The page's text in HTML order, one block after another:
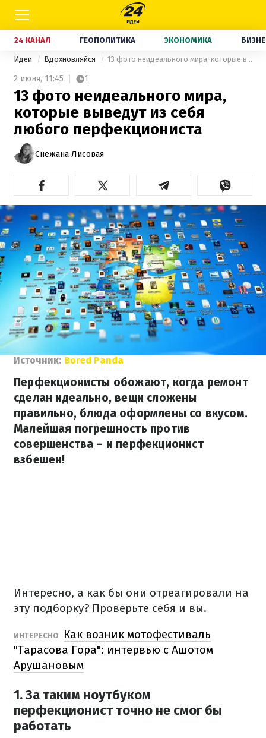
24 КАНАЛ ГЕОПОЛИТИКА ЭКОНОМИКА
Идеи Вдохновляйся 13 фото неидеального мира, которые выведут из себя любого перфекциониста
2 июня, 11:45 1
13 фото неидеального мира,
которые выведут из себя
любого перфекциониста
Снежана Лисовая
Источник: Bored Panda
Перфекционисты обожают, когда ремонт
сделан идеально, вещи сложены
правильно, блюда оформлены со вкусом.
Малейшая погрешность против
совершенства – и перфекционист
взбешен!
Интересно, а как бы они отреагировали на
эту подборку? Проверьте себя и вы.
ИНТЕРЕСНО
Как возник мотофестиваль
"Тарасова Гора": интервью с Ашотом
Арушановым
1. За таким ноутбуком
перфекционист точно не смог бы
работать